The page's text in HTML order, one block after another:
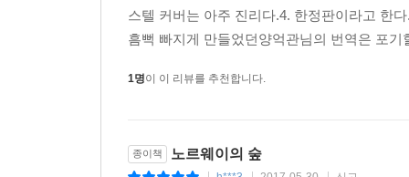
스텔 커버는 아주 진리다.4. 한정판이라고 한
흠뻑 빠지게 만들었던양억관님의 번역은 포
1명이 이 리뷰를 추천합니다.
종이책 노르웨이의 숲